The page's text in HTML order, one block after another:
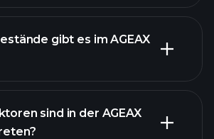
gibt es im AGEAX
sind in der AGEAX